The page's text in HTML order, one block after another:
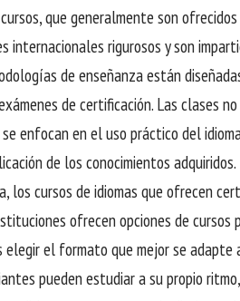
que generalmente son
internacionales rigurosos y son
de enseñanza están
de certificación. Las clases
enfocan en el uso práctico del
de los conocimientos adquiridos.
los cursos de idiomas que ofrecen
ofrecen opciones de
el formato que mejor se
pueden estudiar a su propio